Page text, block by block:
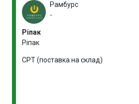
Рамбурс
-
Ріпак
Ріпак
CPT (поставка на склад)